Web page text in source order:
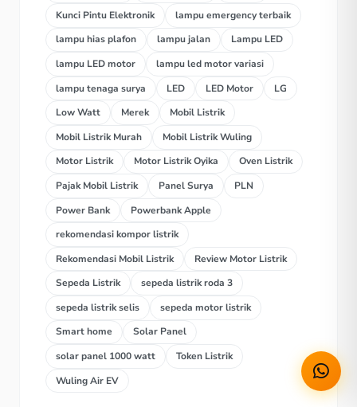
Kunci Pintu Elektronik
lampu emergency terbaik
lampu hias plafon
lampu jalan
Lampu LED
lampu LED motor
lampu led motor variasi
lampu tenaga surya
LED LED Motor
LG
Low Watt
Merek
Mobil Listrik
Mobil Listrik Murah
Mobil Listrik Wuling
Motor Listrik
Motor Listrik Oyika
Oven Listrik
Pajak Mobil Listrik
Panel Surya
PLN
Power Bank
Powerbank Apple
rekomendasi kompor listrik
Rekomendasi Mobil Listrik
Review Motor Listrik
Sepeda Listrik
sepeda listrik roda 3
sepeda listrik selis
sepeda motor listrik
Smart home
Solar Panel
solar panel 1000 watt
Token Listrik
Wuling Air EV